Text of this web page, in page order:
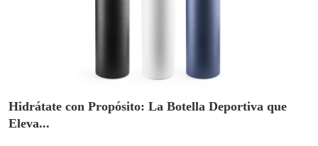
Hidrátate con Propósito: La Botella Deportiva que
Eleva...